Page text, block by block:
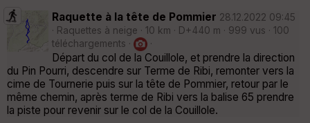
Raquette à la tête de Pommier 28.12.2022 09:45
· Raquettes à neige · 10 km · D+440 m · 999 vus · 100
téléchargements ·
·
Départ du col de la Couillole, et prendre la direction
du Pin Pourri, descendre sur Terme de Ribi, remonter vers la
cime de Tournerie puis sur la tête de Pommier, retour par le
même chemin, après terme de Ribi vers la balise 65 prendre
la piste pour revenir sur le col de la Couillole.